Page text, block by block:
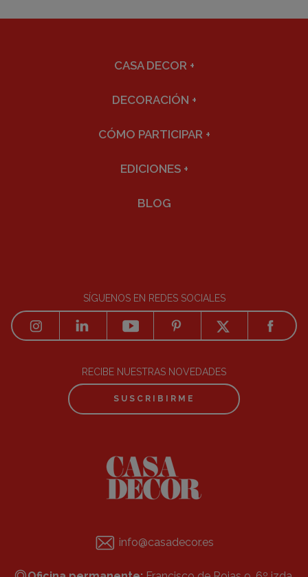
CASA DECOR +
DECORACIÓN +
CÓMO PARTICIPAR +
EDICIONES +
BLOG
SÍGUENOS EN REDES SOCIALES
RECIBE NUESTRAS NOVEDADES
SUSCRIBIRME
info@casadecor.es